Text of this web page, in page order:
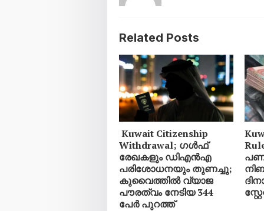
Related Posts
Kuwait Citizenship
Withdrawal; ഗൾഫ്
രേഖകളും ഡിഎൻഎ
പരിശോധനയും തുണച്ചു;
കുവൈത്തിൽ വ്യാജ
പൗരത്വം നേടിയ 344
പേർ പുറത്ത്